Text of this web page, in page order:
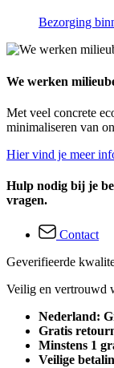
Bezorging
We werken
Met veel concrete
minimaliseren van
Hier vind je meer
Hulp nodig bij je
vragen.
Contact
Geverifieerde
Veilig en vertrouwd
Nederland:
Gratis
Minstens 1
Veilige